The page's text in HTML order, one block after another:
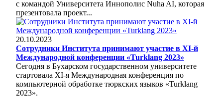
с командой Университета Иннополис Nuha AI, которая
презентовала проект...
20.10.2023
Сотрудники Института принимают участие в XI-й
Международной конференции «Turklang 2023»
Сегодня в Бухарском государственном университете
стартовала XI-я Международная конференция по
компьютерной обработке тюркских языков «Turklang
2023».